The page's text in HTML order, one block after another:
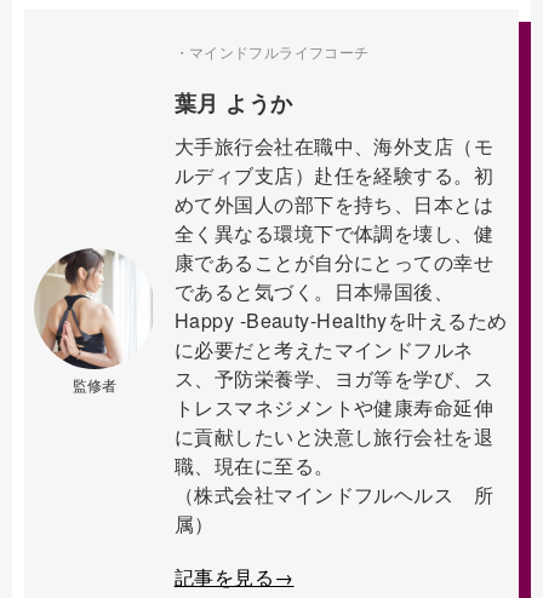
監修者
・マインドフルライフコーチ
葉月 ようか
大手旅行会社在職中、海外支店（モ
ルディブ支店）赴任を経験する。初
めて外国人の部下を持ち、日本とは
全く異なる環境下で体調を壊し、健
康であることが自分にとっての幸せ
であると気づく。日本帰国後、
Happy -Beauty-Healthyを叶えるため
に必要だと考えたマインドフルネ
ス、予防栄養学、ヨガ等を学び、ス
トレスマネジメントや健康寿命延伸
に貢献したいと決意し旅行会社を退
職、現在に至る。
（株式会社マインドフルヘルス 所
属）
記事を見る→